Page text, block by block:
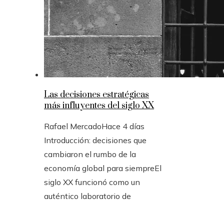
Las decisiones estratégicas
más influyentes del siglo XX
Rafael MercadoHace 4 días
Introducción: decisiones que
cambiaron el rumbo de la
economía global para siempreEl
siglo XX funcionó como un
auténtico laboratorio de